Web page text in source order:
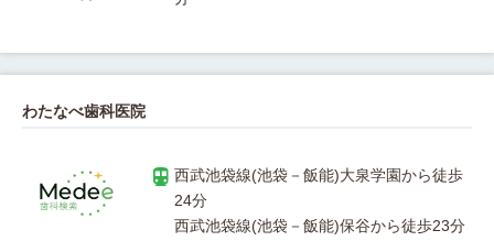
わたなべ歯科医院
西武池袋線(池袋－飯能)大泉学園から徒歩